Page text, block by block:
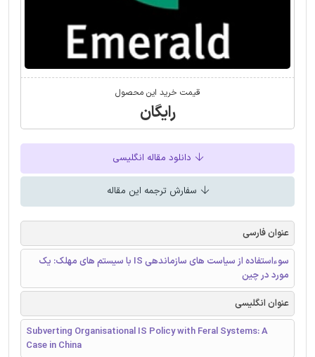
قیمت خرید این محصول
رایگان
دانلود مقاله انگلیسی
سفارش ترجمه این مقاله
عنوان فارسی
سوءاستفاده از سیاست های سازماندهی IS با سیستم های مهلک: یک
مورد در چین
عنوان انگلیسی
Subverting Organisational IS Policy with Feral Systems: A
Case in China